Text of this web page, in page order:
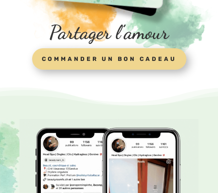
Partager l’amour
COMMANDER UN BON CADEAU